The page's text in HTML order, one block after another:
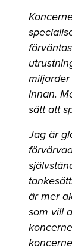
innan.
sätt att
Jag är
är mer
som vill